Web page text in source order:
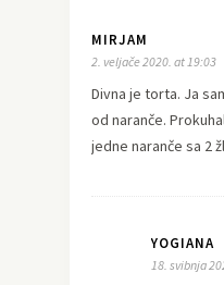
MIRJAM
2. veljače 2020. at 19:03
Divna je torta. Ja
od naranče.
jedne naranče sa 2
YOGIANA
18. svibnja